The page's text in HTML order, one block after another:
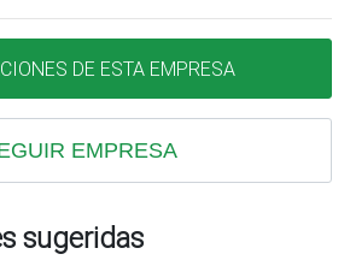
DE ESTA EMPRESA
EMPRESA
sugeridas